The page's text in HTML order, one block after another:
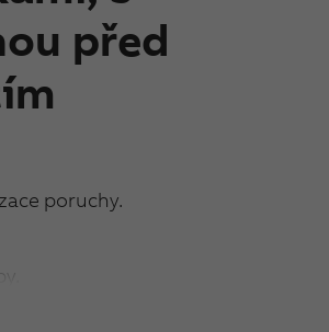
před
poruchy.